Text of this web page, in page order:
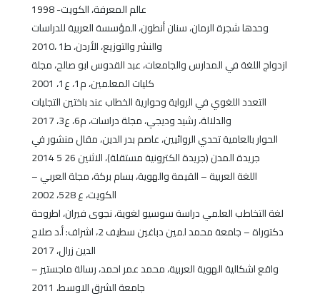
عالم المعرفة، الكويت- 1998
وحدها شجرة الرمان، سنان أنطون، المؤسسة العربية للدراسات
والنشر والتوزيع، الأردن، ط1 ،2010
ازدواج اللغة في المدارس والجامعات، عبد القدوس ابو صالح، مجلة
كليات المعلمين، م1، ع1، 2001
التعدد اللغوي في الرواية وحوارية الخطاب عند باختين التجليات
والدلالة، رشيد وديجي، مجلة دراسات، م6، ع3، 2017
الحوار بالعامية تحدي الروائيين، عاصم بدر الدين، مقال منشور في
جريدة المدن (جريدة الكترونية مستقلة)، الاثنين 26 5 2014
اللغة العربية – القيمة والهوية، بسام بركة، مجلة العربي –
الكويت، ع 528، 2002
لغة التخاطب العلمي دراسة سوسيو لغوية، نجوى فيران، اطروحة
دكتوراة – جامعة محمد لمين دباغين سطيف 2، اشراف: أ.د صلاح
الدين زرال، 2017
واقع اشكالية الهوية العربية، محمد عمر احمد، رسالة ماجستير –
جامعة الشرق الاوسط، 2011